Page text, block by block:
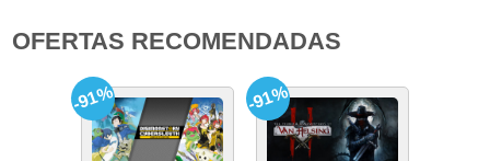
OFERTAS RECOMENDADAS
-91% -91%